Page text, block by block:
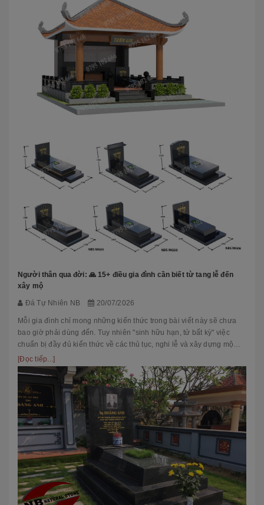
Người thân qua đời: 🙏 15+ điều gia đình cần biết từ tang lễ đến
xây mộ
Đá Tự Nhiên NB 20/07/2026
Mỗi gia đình chỉ mong những kiến thức trong bài viết này sẽ chưa
bao giờ phải dùng đến. Tuy nhiên "sinh hữu hạn, tử bất kỳ" việc
chuẩn bị đầy đủ kiến thức về các thủ tục, nghi lễ và xây dựng mộ
phầ...
[Đọc tiếp...]